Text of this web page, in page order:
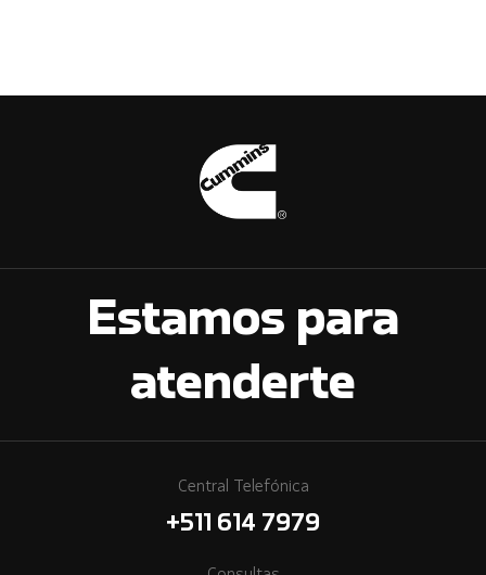
Estamos para
atenderte
Central Telefónica
+511 614 7979